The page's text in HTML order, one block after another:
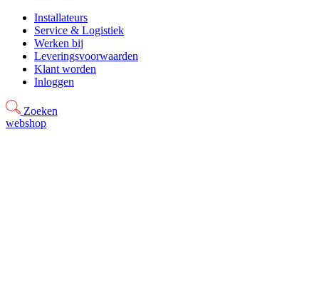
Installateurs
Service & Logistiek
Werken bij
Leveringsvoorwaarden
Klant worden
Inloggen
Zoeken
webshop